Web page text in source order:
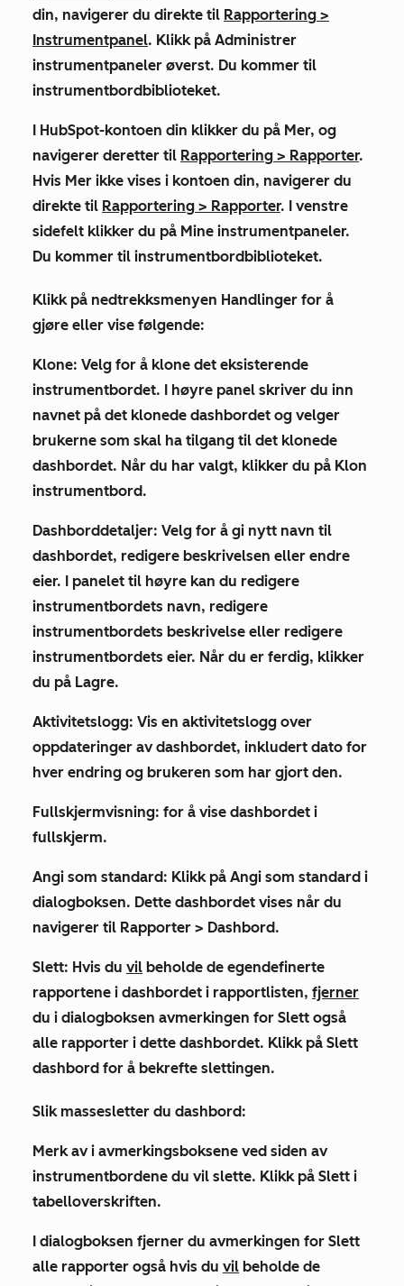
din, navigerer du direkte til Rapportering >
Instrumentpanel. Klikk på Administrer
instrumentpaneler øverst. Du kommer til
instrumentbordbiblioteket.
I HubSpot-kontoen din klikker du på Mer, og
navigerer deretter til Rapportering > Rapporter.
Hvis Mer ikke vises i kontoen din, navigerer du
direkte til Rapportering > Rapporter. I venstre
sidefelt klikker du på Mine instrumentpaneler.
Du kommer til instrumentbordbiblioteket.
Klikk på nedtrekksmenyen Handlinger for å
gjøre eller vise følgende:
Klone: Velg for å klone det eksisterende
instrumentbordet. I høyre panel skriver du inn
navnet på det klonede dashbordet og velger
brukerne som skal ha tilgang til det klonede
dashbordet. Når du har valgt, klikker du på Klon
instrumentbord.
Dashborddetaljer: Velg for å gi nytt navn til
dashbordet, redigere beskrivelsen eller endre
eier. I panelet til høyre kan du redigere
instrumentbordets navn, redigere
instrumentbordets beskrivelse eller redigere
instrumentbordets eier. Når du er ferdig, klikker
du på Lagre.
Aktivitetslogg: Vis en aktivitetslogg over
oppdateringer av dashbordet, inkludert dato for
hver endring og brukeren som har gjort den.
Fullskjermvisning: for å vise dashbordet i
fullskjerm.
Angi som standard: Klikk på Angi som standard i
dialogboksen. Dette dashbordet vises når du
navigerer til Rapporter > Dashbord.
Slett: Hvis du vil beholde de egendefinerte
rapportene i dashbordet i rapportlisten, fjerner
du i dialogboksen avmerkingen for Slett også
alle rapporter i dette dashbordet. Klikk på Slett
dashbord for å bekrefte slettingen.
Slik massesletter du dashbord:
Merkav i avmerkingsboksene ved siden av
instrumentbordene du vil slette. Klikk på Slett i
tabelloverskriften.
I dialogboksen fjerner du avmerkingen for Slett
alle rapporter også hvis du vil beholde de